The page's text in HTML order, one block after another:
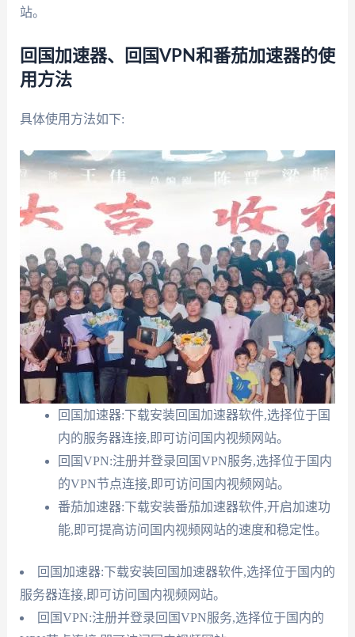
站。
回国加速器、回国VPN和番茄加速器的使
用方法
具体使用方法如下:
回国加速器:下载安装回国加速器软件,选择位于国
内的服务器连接,即可访问国内视频网站。
回国VPN:注册并登录回国VPN服务,选择位于国内
的VPN节点连接,即可访问国内视频网站。
番茄加速器:下载安装番茄加速器软件,开启加速功
能,即可提高访问国内视频网站的速度和稳定性。
回国加速器:下载安装回国加速器软件,选择位于国内的
服务器连接,即可访问国内视频网站。
回国VPN:注册并登录回国VPN服务,选择位于国内的